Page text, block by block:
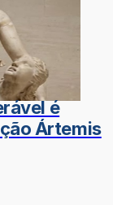
é
Ártemis